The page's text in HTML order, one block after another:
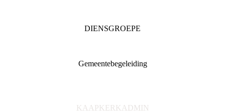
DIENSGROEPE
Gemeentebegeleiding
KAAPKERKADMIN